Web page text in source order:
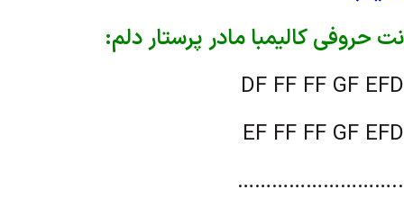
نت حروفی کالیمبا مادر پرستار دلم:
DF FF FF GF EFD
EF FF FF GF EFD
………………………..